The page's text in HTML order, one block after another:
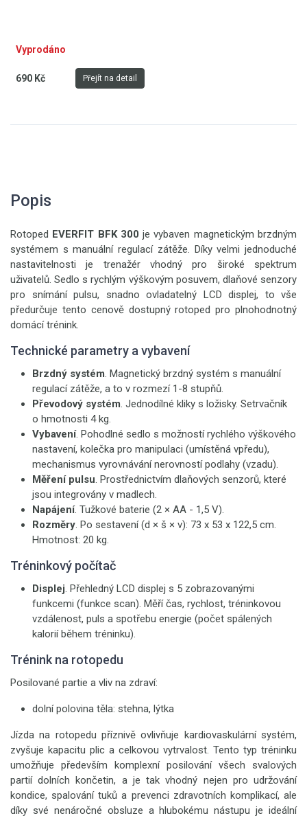
Vyprodáno
690 Kč Přejít na detail
Popis
Rotoped EVERFIT BFK 300je vybaven magnetickým brzdným
systémem s manuální regulací zátěže. Díky velmi jednoduché
nastavitelnosti je trenažér vhodný pro široké spektrum
uživatelů. Sedlo s rychlým výškovým posuvem, dlaňové senzory
pro snímání pulsu, snadno ovladatelný LCD displej, to vše
předurčuje tento cenově dostupný rotoped pro plnohodnotný
domácí trénink.
Technické parametry a vybavení
Brzdný systém. Magnetický brzdný systém s manuální
regulací zátěže, a to v rozmezí 1-8 stupňů.
Převodový systém. Jednodílné kliky s ložisky. Setrvačník
o hmotnosti 4 kg.
Vybavení. Pohodlné sedlo s možností rychlého výškového
nastavení, kolečka pro manipulaci (umístěná vpředu),
mechanismus vyrovnávání nerovností podlahy (vzadu).
Měření pulsu. Prostřednictvím dlaňových senzorů, které
jsou integrovány v madlech.
Napájení. Tužkové baterie (2 × AA - 1,5 V).
Rozměry. Po sestavení (d × š × v): 73 x 53 x 122,5 cm.
Hmotnost: 20 kg.
Tréninkový počítač
Displej. Přehledný LCD displej s 5 zobrazovanými
funkcemi (funkce scan). Měří čas, rychlost, tréninkovou
vzdálenost, puls a spotřebu energie (počet spálených
kalorií během tréninku).
Trénink na rotopedu
Posilované partie a vliv na zdraví:
dolní polovina těla: stehna, lýtka
Jízda na rotopedu příznivě ovlivňuje kardiovaskulární systém,
zvyšuje kapacitu plic a celkovou vytrvalost. Tento typ tréninku
umožňuje především komplexní posilování všech svalových
partií dolních končetin, a je tak vhodný nejen pro udržování
kondice, spalování tuků a prevenci zdravotních komplikací, ale
díky své nenáročné obsluze a hlubokému nástupu je ideální